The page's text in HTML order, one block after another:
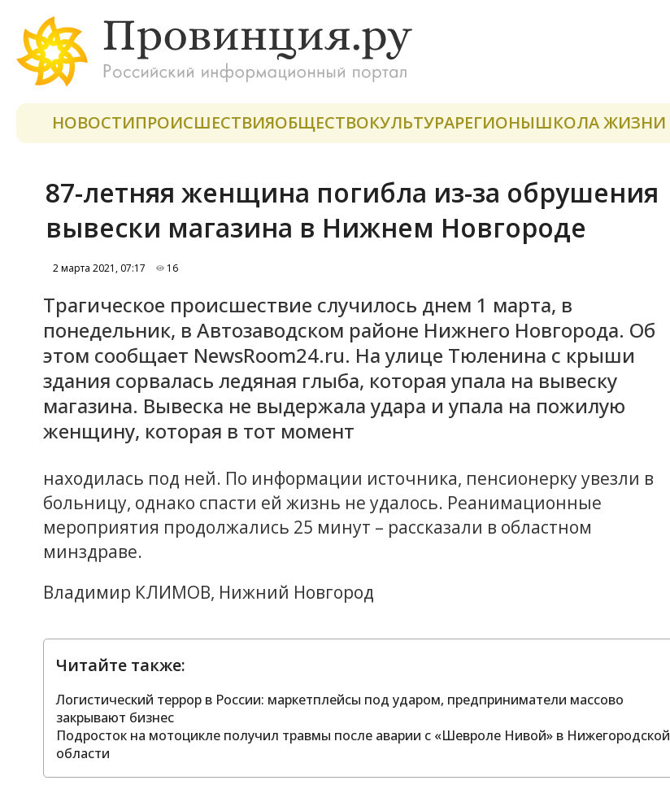
НОВОСТИПРОИСШЕСТВИЯОБЩЕСТВОКУЛЬТУРАРЕГИОНЫШКОЛА ЖИЗНИ
87-летняя женщина погибла из-за обрушения
вывески магазина в Нижнем Новгороде
2 марта 2021, 07:17 16
Трагическое происшествие случилось днем 1 марта, в
понедельник, в Автозаводском районе Нижнего Новгорода. Об
этом сообщает NewsRoom24.ru. На улице Тюленина с крыши
здания сорвалась ледяная глыба, которая упала на вывеску
магазина. Вывеска не выдержала удара и упала на пожилую
женщину, которая в тот момент
находилась под ней. По информации источника, пенсионерку увезли в
больницу, однако спасти ей жизнь не удалось. Реанимационные
мероприятия продолжались 25 минут – рассказали в областном
минздраве.
Владимир КЛИМОВ, Нижний Новгород
Читайте также:
Логистический террор в России: маркетплейсы под ударом, предприниматели массово
закрывают бизнес
Подросток на мотоцикле получил травмы после аварии с «Шевроле Нивой» в Нижегородской
области